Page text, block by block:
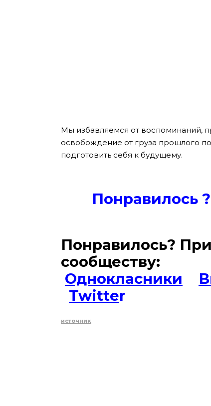
Мы избавляемся от воспоминаний,
освобождение от груза прошлого
подготовить себя к будущему.
Понравилось
Понравилось?
сообществу:
Однокласники
Twitter
источник